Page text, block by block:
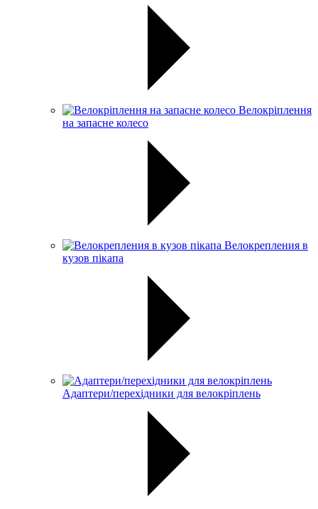
Велокріплення
на запасне колесо
Велокрепления в
кузов пікапа
Адаптери/перехідники для велокріплень